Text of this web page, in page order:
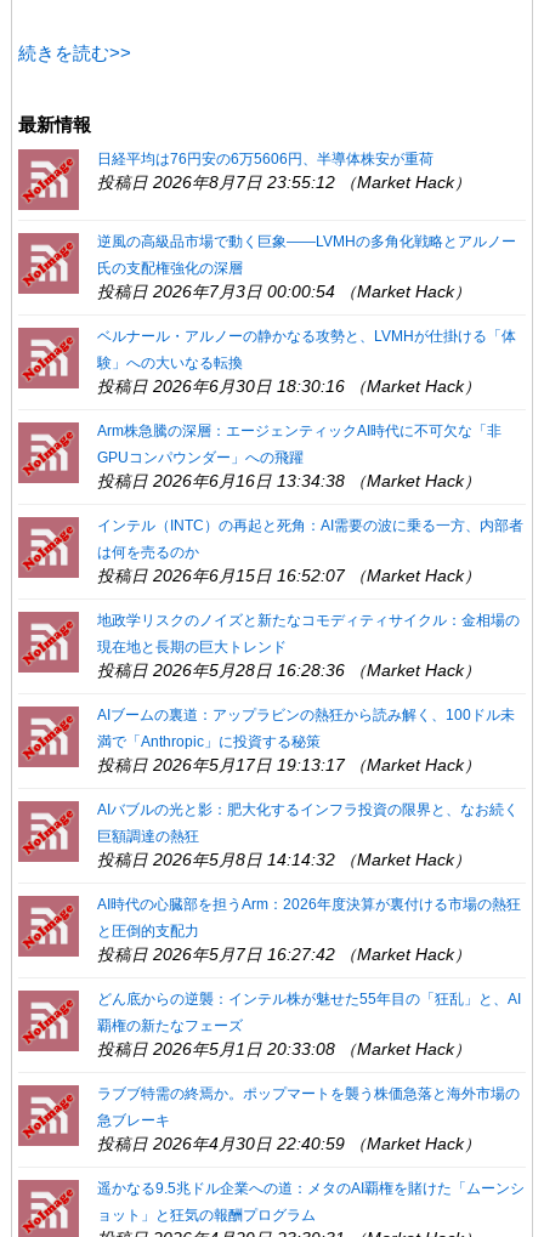
新
し
ン
ド
ウ
で
開
き
ま
)
ク
(
新
し
ィ
ン
ド
ウ
で
開
ま
す
)
で
開
き
)
続きを読む>>
最新情報
日経平均は76円安の6万5606円、半導体株安が重荷
投稿日 2026年8月7日 23:55:12 （Market Hack）
逆風の高級品市場で動く巨象――LVMHの多角化戦略とアルノー
氏の支配権強化の深層
投稿日 2026年7月3日 00:00:54 （Market Hack）
ベルナール・アルノーの静かなる攻勢と、LVMHが仕掛ける「体
験」への大いなる転換
投稿日 2026年6月30日 18:30:16 （Market Hack）
Arm株急騰の深層：エージェンティックAI時代に不可欠な「非
GPUコンパウンダー」への飛躍
投稿日 2026年6月16日 13:34:38 （Market Hack）
インテル（INTC）の再起と死角：AI需要の波に乗る一方、内部者
は何を売るのか
投稿日 2026年6月15日 16:52:07 （Market Hack）
地政学リスクのノイズと新たなコモディティサイクル：金相場の
現在地と長期の巨大トレンド
投稿日 2026年5月28日 16:28:36 （Market Hack）
AIブームの裏道：アップラビンの熱狂から読み解く、100ドル未
満で「Anthropic」に投資する秘策
投稿日 2026年5月17日 19:13:17 （Market Hack）
AIバブルの光と影：肥大化するインフラ投資の限界と、なお続く
巨額調達の熱狂
投稿日 2026年5月8日 14:14:32 （Market Hack）
AI時代の心臓部を担うArm：2026年度決算が裏付ける市場の熱狂
と圧倒的支配力
投稿日 2026年5月7日 16:27:42 （Market Hack）
どん底からの逆襲：インテル株が魅せた55年目の「狂乱」と、AI
覇権の新たなフェーズ
投稿日 2026年5月1日 20:33:08 （Market Hack）
ラブブ特需の終焉か。ポップマートを襲う株価急落と海外市場の
急ブレーキ
投稿日 2026年4月30日 22:40:59 （Market Hack）
遥かなる9.5兆ドル企業への道：メタのAI覇権を賭けた「ムーンシ
ョット」と狂気の報酬プログラム